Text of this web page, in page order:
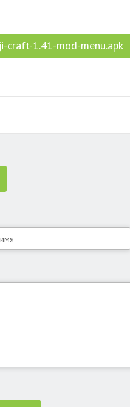
craft-1.41-mod-menu.apk